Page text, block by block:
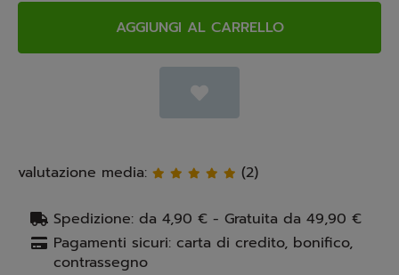
AGGIUNGI AL CARRELLO
valutazione media: (2)
Spedizione: da 4,90 € - Gratuita da 49,90 €
Pagamenti sicuri: carta di credito, bonifico,
contrassegno